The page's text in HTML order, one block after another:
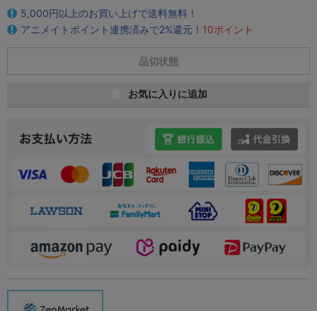
5,000円以上のお買い上げで送料無料！
アニメイトポイント連携済みで2%還元！ 10ポイント
品切状態
お気に入りに追加